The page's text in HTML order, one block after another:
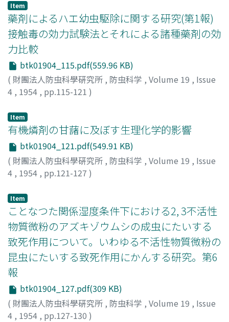
Item
藥剤によるハエ幼虫駆除に関する研究(第1報)
接触毒の効力試験法とそれによる諸種藥剤の効
力比較
btk01904_115.pdf(559.96 KB)
( 財團法人防虫科學硏究所 , 防虫科学 , Volume 19 , Issue
4 , 1954 , pp.115-121 )
トウヤマ, テルヒコ
Item
有機燐剤の甘藷に及ぼす生理化学的影響
btk01904_121.pdf(549.91 KB)
( 財團法人防虫科學硏究所 , 防虫科学 , Volume 19 , Issue
4 , 1954 , pp.121-127 )
Chojiro
Item
ことなつた関係湿度条件下における2, 3不活性
物質微粉のアズキゾウムシの成虫にたいする
致死作用について。いわゆる不活性物質微粉の
昆虫にたいする致死作用にかんする研究。第6
報
btk01904_127.pdf(309 KB)
( 財團法人防虫科學硏究所 , 防虫科学 , Volume 19 , Issue
4 , 1954 , pp.127-130 )